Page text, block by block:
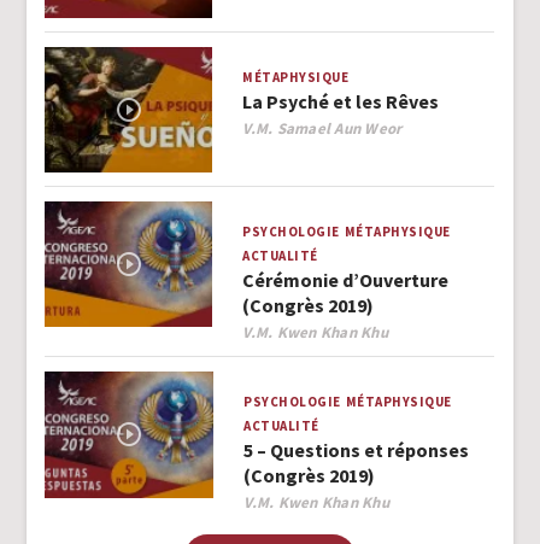
MÉTAPHYSIQUE
La Psyché et les Rêves
Author
V.M. Samael Aun Weor
PSYCHOLOGIE MÉTAPHYSIQUE
ACTUALITÉ
Cérémonie d’Ouverture
(Congrès 2019)
Author
V.M. Kwen Khan Khu
PSYCHOLOGIE MÉTAPHYSIQUE
ACTUALITÉ
5 – Questions et réponses
(Congrès 2019)
Author
V.M. Kwen Khan Khu